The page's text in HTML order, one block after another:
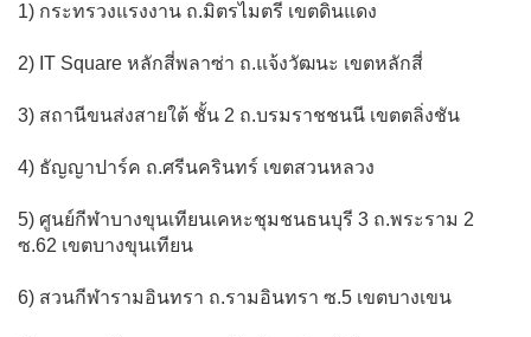
1) กระทรวงแรงงาน ถ.มิตรไมตรี เขตดินแดง
2) IT Square หลักสี่พลาซ่า ถ.แจ้งวัฒนะ เขตหลักสี่
3) สถานีขนส่งสายใต้ ชั้น 2 ถ.บรมราชชนนี เขตตลิ่งชัน
4) ธัญญาปาร์ค ถ.ศรีนครินทร์ เขตสวนหลวง
5) ศูนย์กีฬาบางขุนเทียนเคหะชุมชนธนบุรี 3 ถ.พระราม 2
ซ.62 เขตบางขุนเทียน
6) สวนกีฬารามอินทรา ถ.รามอินทรา ซ.5 เขตบางเขน